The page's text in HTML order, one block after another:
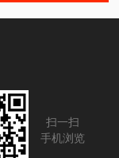
扫一扫
手机浏览